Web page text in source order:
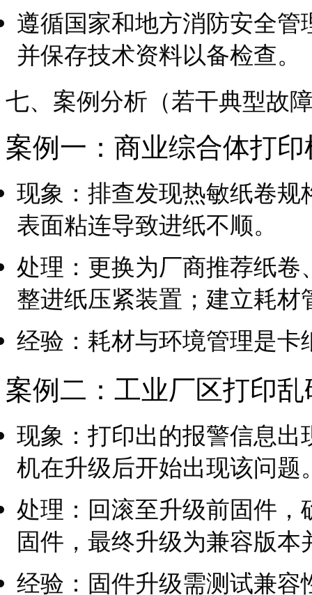
遵循国家和地方消防安全
并保存技术资料以备检查。
七、案例分析（若干典型故
案例一：商业综合体打
现象：排查发现热敏纸卷
表面粘连导致进纸不顺。
处理：更换为厂商推荐纸
整进纸压紧装置；建立耗
经验：耗材与环境管理是卡
案例二：工业厂区打印乱
现象：打印出的报警信息
机在升级后开始出现该问题
处理：回滚至升级前固件
固件，最终升级为兼容版本
经验：固件升级需测试兼容